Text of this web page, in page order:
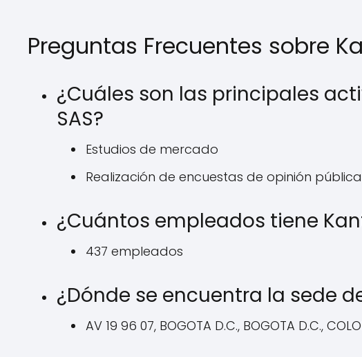
Preguntas Frecuentes sobre
¿Cuáles son las principales
SAS?
Estudios de mercado
Realización de encuestas de opinión pública
¿Cuántos empleados tiene
437 empleados
¿Dónde se encuentra la sede
AV 19 96 07, BOGOTA D.C., BOGOTA D.C.,